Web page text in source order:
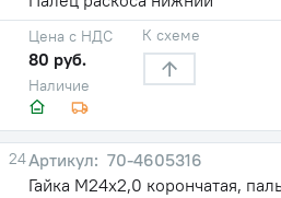
Наличие
Цена с НДС
80 руб.
К схеме
24
70-4605316
Гайка М24х2,0 корончатая,